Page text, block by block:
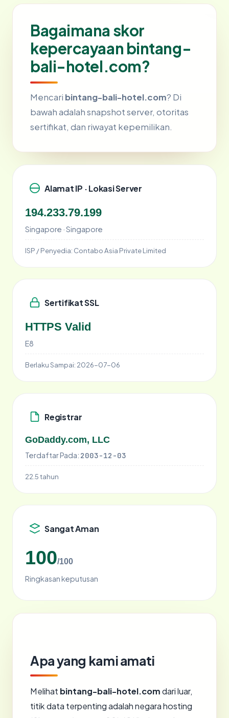
Bagaimana skor
kepercayaan bintang-
bali-hotel.com?
Mencari bintang-bali-hotel.com? Di
bawah adalah snapshot server, otoritas
sertifikat, dan riwayat kepemilikan.
Alamat IP · Lokasi Server
194.233.79.199
Singapore · Singapore
ISP / Penyedia: Contabo Asia Private Limited
Sertifikat SSL
HTTPS Valid
E8
Berlaku Sampai: 2026-07-06
Registrar
GoDaddy.com, LLC
Terdaftar Pada: 2003-12-03
22.5 tahun
Sangat Aman
100/100
Ringkasan keputusan
Apa yang kami amati
Melihat bintang-bali-hotel.comdari luar,
titik data terpenting adalah negara hosting